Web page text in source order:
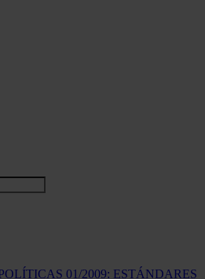
01/2009: ESTÁNDARES